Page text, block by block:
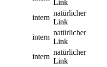
Link
intern
natürlicher
Link
intern
natürlicher
Link
intern
natürlicher
Link